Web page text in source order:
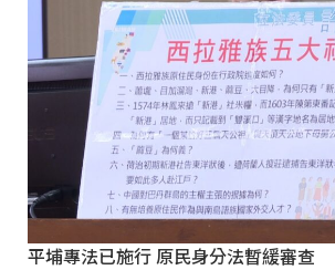
平埔專法已施行 原民身分法暫緩審查